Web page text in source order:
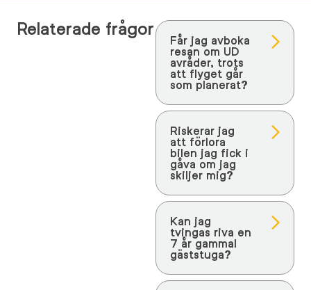
Relaterade frågor
Får jag avboka
resan om UD
avråder, trots
att flyget går
som planerat?
Riskerar jag
att förlora
bilen jag fick i
gåva om jag
skiljer mig?
Kan jag
tvingas riva en
7 år gammal
gäststuga?